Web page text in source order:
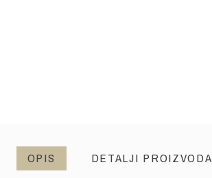
OPIS DETALJI PROIZVODA